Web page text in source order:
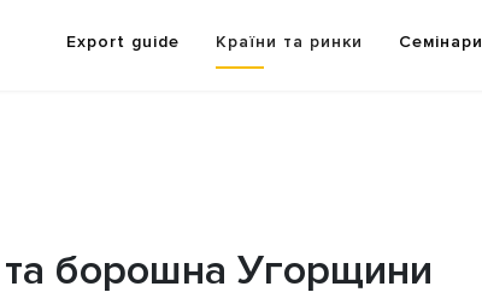
Export guide Країни та ринки Семінари
борошна Угорщини